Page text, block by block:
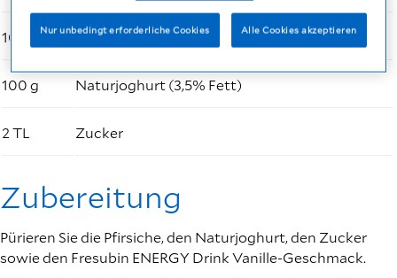
100 g Dosenpfirsiche (halbiert)
100 g Naturjoghurt (3,5% Fett)
2 TL Zucker
Zubereitung
Pürieren Sie die Pfirsiche, den Naturjoghurt, den Zucker
sowie den Fresubin ENERGY Drink Vanille-Geschmack.
Nur unbedingt erforderliche Cookies Alle Cookies akzeptieren